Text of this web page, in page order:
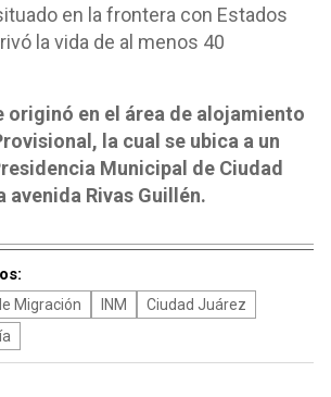
en la frontera con Estados
la vida de al menos 40
originó en el área de alojamiento
la cual se ubica a un
Municipal de Ciudad
avenida Rivas Guillén.
Migración INM
Ciudad Juárez